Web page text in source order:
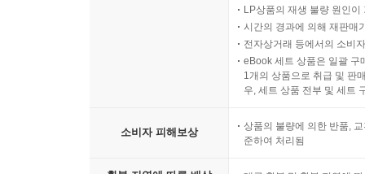
LP상품의 재생 불량 원인
시간의 경과에 의해 재판매
전자상거래 등에서의 소비
eBook 세트 상품은 일괄 구
1개의 상품으로 취급 및 판
우, 세트 상품 전부 및 세트
소비자 피해보상
상품의 불량에 의한 반품,
준하여 처리됨